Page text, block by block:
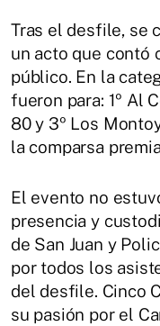
Tras el desfile, se
un acto que contó
público. En la
fueron para: 1º Al
80 y 3º Los
la comparsa
El evento no
presencia y
de San Juan y
por todos los
del desfile. Cinco
su pasión por el